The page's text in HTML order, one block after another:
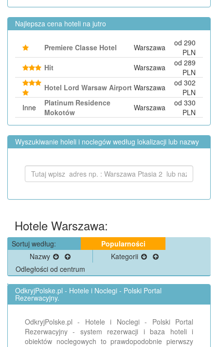
Najlepsza cena hoteli na jutro
Premiere Classe Hotel Warszawa
od 290
PLN
Hit
Warszawa
od 289
PLN
Hotel Lord Warsaw Airport Warszawa
od 302
PLN
Inne
Platinum Residence
Mokotów
Warszawa
od 330
PLN
Wyszukiwanie holeli i noclegów według lokalizacji lub nazwy
Hotele Warszawa:
Sortuj według:
Popularności
Nazwy
Kategorii
Odległości od centrum
OdkryjPolske.pl - Hotele i Noclegi - Polski Portal
Rezerwacyjny.
OdkryjPolske.pl - Hotele i Noclegi - Polski Portal
Rezerwacyjny - system rezerwacji i baza hoteli i
obiektów noclegowych to prawdopodobnie pierwszy